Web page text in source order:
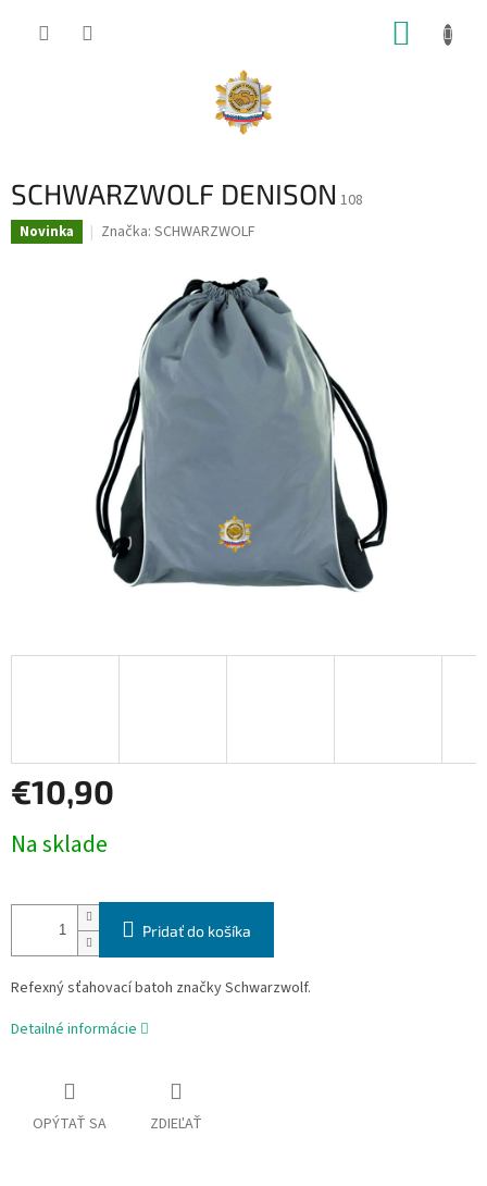
SCHWARZWOLF DENISON 108
Novinka Značka: SCHWARZWOLF
€10,90
cena:
Na sklade
Pridať do košíka
Refexný sťahovací batoh značky Schwarzwolf.
Detailné informácie
OPÝTAŤ SA ZDIEĽAŤ